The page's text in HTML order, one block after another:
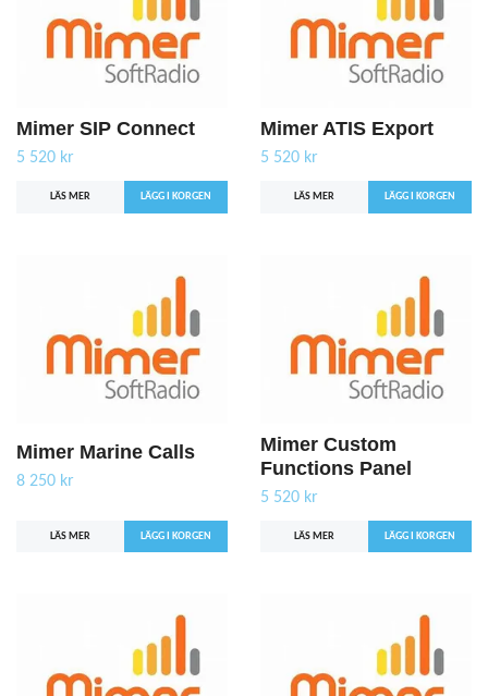
Mimer SIP Connect
5 520 kr
LÄS MER
Mimer ATIS Export
5 520 kr
LÄS MER
Mimer Marine Calls
8 250 kr
LÄS MER
Mimer Custom
Functions Panel
5 520 kr
LÄS MER